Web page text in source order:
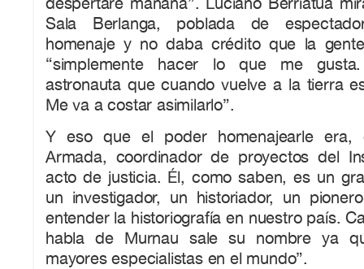
Sala Berlanga, poblada de
homenaje y no daba crédito que la
“simplemente hacer lo que me
astronauta que cuando vuelve a la tierra
Me va a costar asimilarlo”.
Y eso que el poder homenajearle era,
Armada, coordinador de proyectos del
acto de justicia. Él, como saben, es un
un investigador, un historiador, un
entender la historiografía en nuestro país.
habla de Murnau sale su nombre ya
mayores especialistas en el mundo”.